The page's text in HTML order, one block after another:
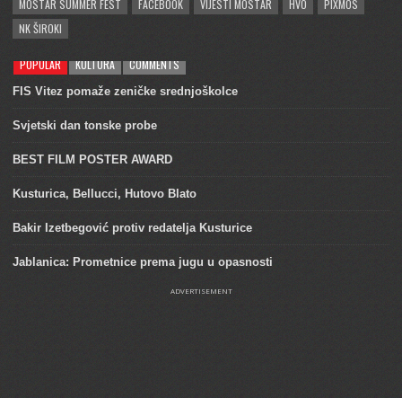
MOSTAR SUMMER FEST
FACEBOOK VIJESTI MOSTAR HVO
PIXMOS
NK ŠIROKI
POPULAR KULTURA COMMENTS
FIS Vitez pomaže zeničke srednjoškolce
Svjetski dan tonske probe
BEST FILM POSTER AWARD
Kusturica, Bellucci, Hutovo Blato
Bakir Izetbegović protiv redatelja Kusturice
Jablanica: Prometnice prema jugu u opasnosti
ADVERTISEMENT